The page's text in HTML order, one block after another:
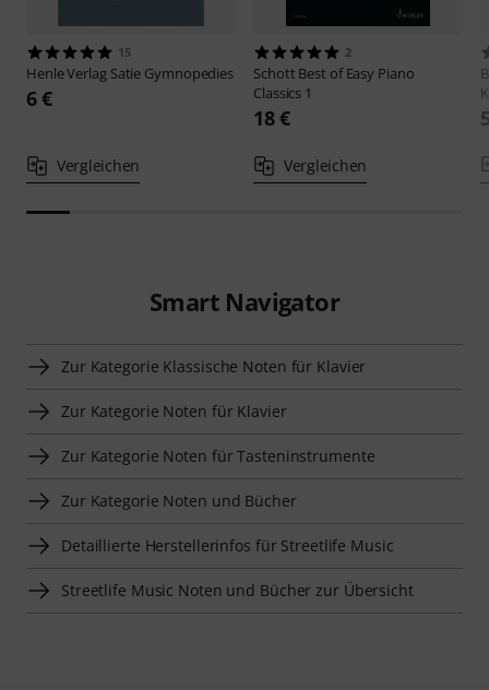
15
Henle Verlag Satie Gymnopedies
6 €
Vergleichen
2
Schott Best of Easy Piano
Classics 1
18 €
Vergleichen
Smart Navigator
Zur Kategorie Klassische Noten für Klavier
Zur Kategorie Noten für Klavier
Zur Kategorie Noten für Tasteninstrumente
Zur Kategorie Noten und Bücher
Detaillierte Herstellerinfos für Streetlife Music
Streetlife Music Noten und Bücher zur Übersicht